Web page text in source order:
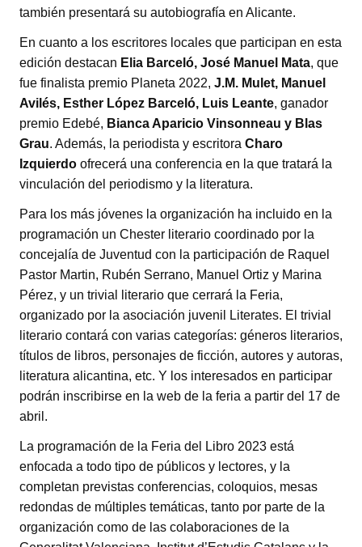
también presentará su autobiografía en Alicante.
En cuanto a los escritores locales que participan en esta
edición destacan Elia Barceló, José Manuel Mata, que
fue finalista premio Planeta 2022, J.M. Mulet, Manuel
Avilés, Esther López Barceló, Luis Leante, ganador
premio Edebé, Bianca Aparicio Vinsonneau y Blas
Grau. Además, la periodista y escritora Charo
Izquierdo ofrecerá una conferencia en la que tratará la
vinculación del periodismo y la literatura.
Para los más jóvenes la organización ha incluido en la
programación un Chester literario coordinado por la
concejalía de Juventud con la participación de Raquel
Pastor Martin, Rubén Serrano, Manuel Ortiz y Marina
Pérez, y un trivial literario que cerrará la Feria,
organizado por la asociación juvenil Literates. El trivial
literario contará con varias categorías: géneros literarios,
títulos de libros, personajes de ficción, autores y autoras,
literatura alicantina, etc. Y los interesados en participar
podrán inscribirse en la web de la feria a partir del 17 de
abril.
La programación de la Feria del Libro 2023 está
enfocada a todo tipo de públicos y lectores, y la
completan previstas conferencias, coloquios, mesas
redondas de múltiples temáticas, tanto por parte de la
organización como de las colaboraciones de la